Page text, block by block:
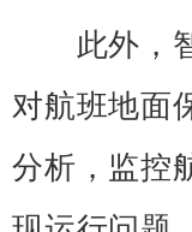
此外，智
对航班地面
分析，监控